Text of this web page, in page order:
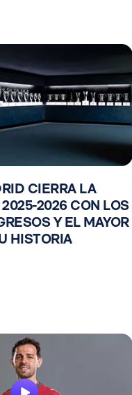
CIERRA LA
2026 CON LOS
Y EL MAYOR
HISTORIA